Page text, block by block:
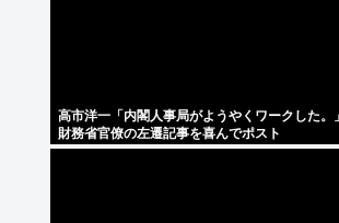
高市洋一「内閣人事局がようやくワークした
財務省官僚の左遷記事を喜んでポスト